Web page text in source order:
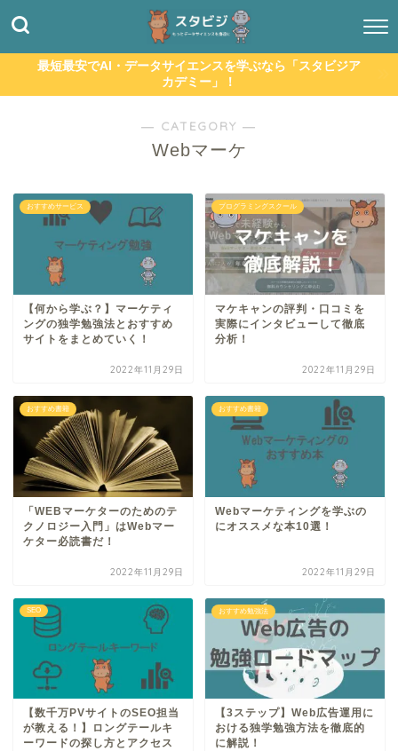
最短最安でAI・データサイエンスを学ぶなら「スタビジア
カデミー」！
― CATEGORY ―
Webマーケ
おすすめサービス
【何から学ぶ？】マーケティ
ングの独学勉強法とおすすめ
サイトをまとめていく！
2022年11月29日
プログラミングスクール
マケキャンの評判・口コミを
実際にインタビューして徹底
分析！
2022年11月29日
おすすめ書籍
「WEBマーケターのためのテ
クノロジー入門」はWebマー
ケター必読書だ！
2022年11月29日
おすすめ書籍
Webマーケティングを学ぶの
にオススメな本10選！
2022年11月29日
SEO
【数千万PVサイトのSEO担当
が教える！】ロングテールキ
ーワードの探し方とアクセス
おすすめ勉強法
【3ステップ】Web広告運用に
おける独学勉強方法を徹底的
に解説！